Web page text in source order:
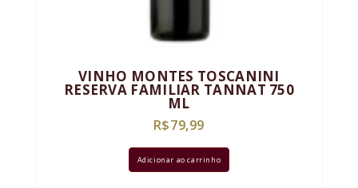
VINHO MONTES TOSCANINI
RESERVA FAMILIAR TANNAT 750
ML
R$79,99
Adicionar ao carrinho